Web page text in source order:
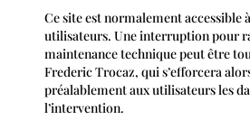
Ce site est normalement accessible
utilisateurs. Une interruption pour
maintenance technique peut être
Frederic Trocaz, qui s’efforcera
préalablement aux utilisateurs les
l’intervention.